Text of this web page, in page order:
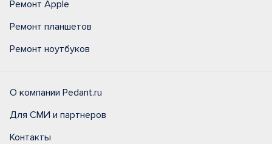
Ремонт Apple
Ремонт планшетов
Ремонт ноутбуков
О компании Pedant.ru
Для СМИ и партнеров
Контакты